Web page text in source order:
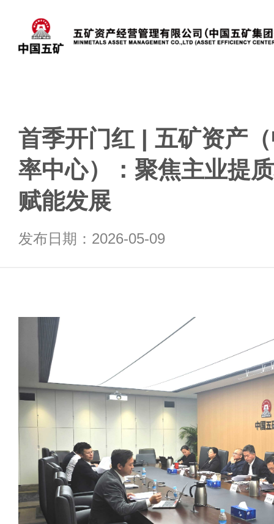
首季开门红 | 五矿资产
率中心）：聚焦主业提
赋能发展
发布日期：2026-05-09